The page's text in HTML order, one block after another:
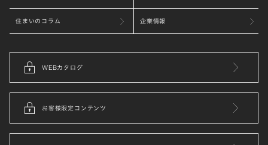
住まいのコラム 企業情報
WEBカタログ
お客様限定コンテンツ